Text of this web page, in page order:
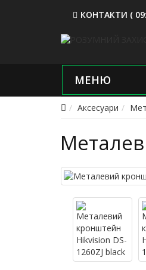
КОНТАКТИ (
МЕНЮ
Аксесуари